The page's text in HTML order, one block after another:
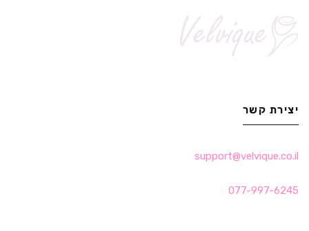
יצירת קשר
support@velvique.co.il
077-997-6245